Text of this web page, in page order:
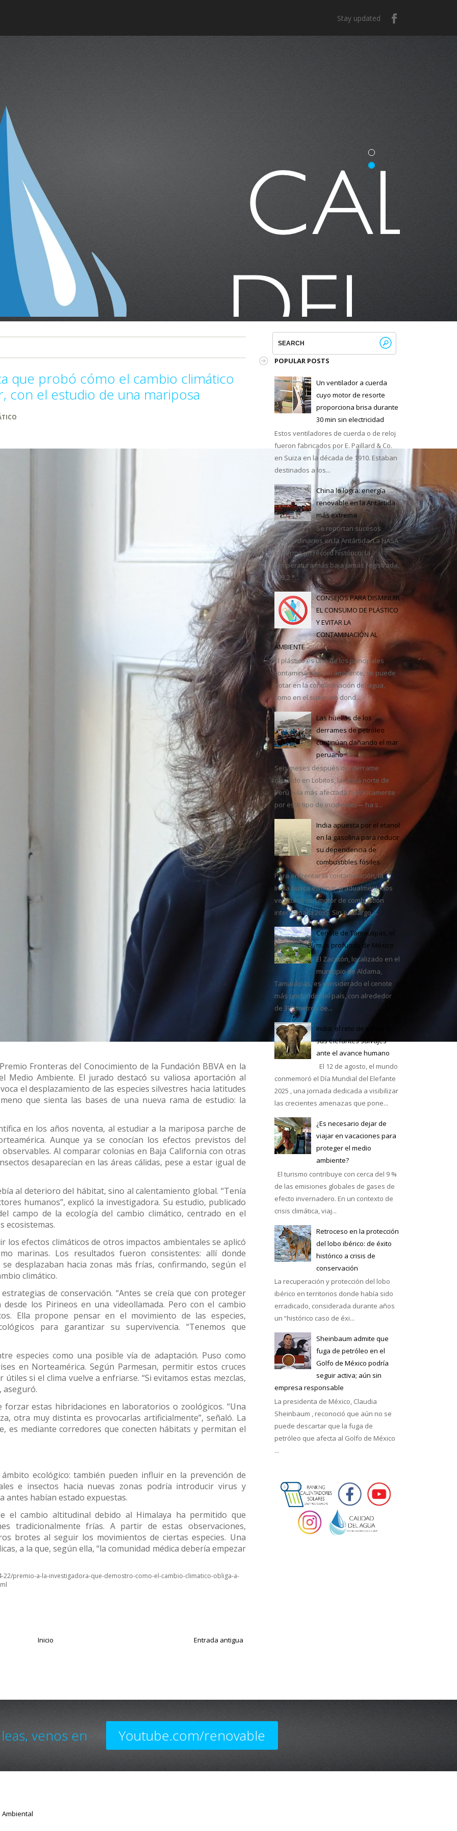
Stay updated
que tan sana es el agua en tu casa
es el mejor calentador solar de México
que tan sana es el agua en tu casa
es el mejor calentador solar de México
que probó cómo el cambio climático
con el estudio de una mariposa
Fronteras del Conocimiento de la Fundación BBVA en la
Medio Ambiente. El jurado destacó su valiosa aportación al
el desplazamiento de las especies silvestres hacia latitudes
que sienta las bases de una nueva rama de estudio: la
en los años noventa, al estudiar a la mariposa parche de
Aunque ya se conocían los efectos previstos del
Al comparar colonias en Baja California con otras
desaparecían en las áreas cálidas, pese a estar igual de
al deterioro del hábitat, sino al calentamiento global. “Tenía
humanos”, explicó la investigadora. Su estudio, publicado
campo de la ecología del cambio climático, centrado en el
ecosistemas.
efectos climáticos de otros impactos ambientales se aplicó
marinas. Los resultados fueron consistentes: allí donde
desplazaban hacia zonas más frías, confirmando, según el
climático.
de conservación. “Antes se creía que con proteger
los Pirineos en una videollamada. Pero con el cambio
Ella propone pensar en el movimiento de las especies,
para garantizar su supervivencia. “Tenemos que
especies como una posible vía de adaptación. Puso como
en Norteamérica. Según Parmesan, permitir estos cruces
si el clima vuelve a enfriarse. “Si evitamos estas mezclas,
aseguró.
estas hibridaciones en laboratorios o zoológicos. “Una
otra muy distinta es provocarlas artificialmente”, señaló. La
es mediante corredores que conecten hábitats y permitan el
ecológico: también pueden influir en la prevención de
e insectos hacia nuevas zonas podría introducir virus y
antes habían estado expuestas.
el cambio altitudinal debido al Himalaya ha permitido que
tradicionalmente frías. A partir de estas observaciones,
brotes al seguir los movimientos de ciertas especies. Una
a la que, según ella, “la comunidad médica debería empezar
premio-a-la-investigadora-que-demostro-como-el-cambio-climatico-obliga-a-
Entrada antigua
Inicio
POPULAR POSTS
Un ventilador a cuerda
cuyo motor de resorte
proporciona brisa durante
30 min sin electricidad
Estos ventiladores de cuerda o de reloj
fueron fabricados por E. Paillard & Co.
en Suiza en la década de 1910. Estaban
destinados a los...
China lo logra: energía
renovable en la Antártida
más extrema
Se reportan sucesos
extraordinarios en la Antártida. La NASA
confirmó un récord histórico: la
temperatura más baja jamás registrada,
–93,2 °...
CONSEJOS PARA DISMINUIR
EL CONSUMO DE PLÁSTICO
Y EVITAR LA
CONTAMINACIÓN AL
AMBIENTE
El plástico es uno de los principales
contaminantes del ambiente, se puede
notar en la contaminación del agua,
como en el suelo, en dond...
Las huellas de los
derrames de petróleo
continúan dañando el mar
peruano
Seis meses después del derrame
ocurrido en Lobitos, la costa norte de
Perú —la más afectada históricamente
por este tipo de incidentes— ha s...
India apuesta por el etanol
en la gasolina para reducir
su dependencia de
combustibles fósiles
Para enfrentar la contaminación, la
India busca eliminar gradualmente los
vehículos con motor de combustión
interna para 2035. Sin embargo, ...
Cenote de Tamaulipas, el
más profundo de México
El Zacatón, localizado en el
municipio de Aldama,
Tamaulipas, es considerado el cenote
más profundo del país, con alrededor
de 300 metros de...
India: el reto de salvar a
sus elefantes salvajes
ante el avance humano
El 12 de agosto, el mundo
conmemoró el Día Mundial del Elefante
2025 , una jornada dedicada a visibilizar
las crecientes amenazas que pone...
¿Es necesario dejar de
viajar en vacaciones para
proteger el medio
ambiente?
El turismo contribuye con cerca del 9 %
de las emisiones globales de gases de
efecto invernadero. En un contexto de
crisis climática, viaj...
Retroceso en la protección
del lobo ibérico: de éxito
histórico a crisis de
conservación
La recuperación y protección del lobo
ibérico en territorios donde había sido
erradicado, considerada durante años
un “histórico caso de éxi...
Sheinbaum admite que
fuga de petróleo en el
Golfo de México podría
seguir activa; aún sin
empresa responsable
La presidenta de México, Claudia
Sheinbaum , reconoció que aún no se
puede descartar que la fuga de
petróleo que afecta al Golfo de México
...
venos en Youtube.com/renovable
Ambiental